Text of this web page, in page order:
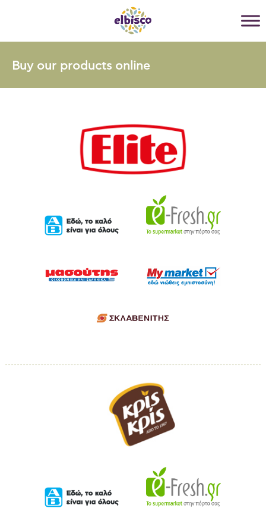
Buy our products online